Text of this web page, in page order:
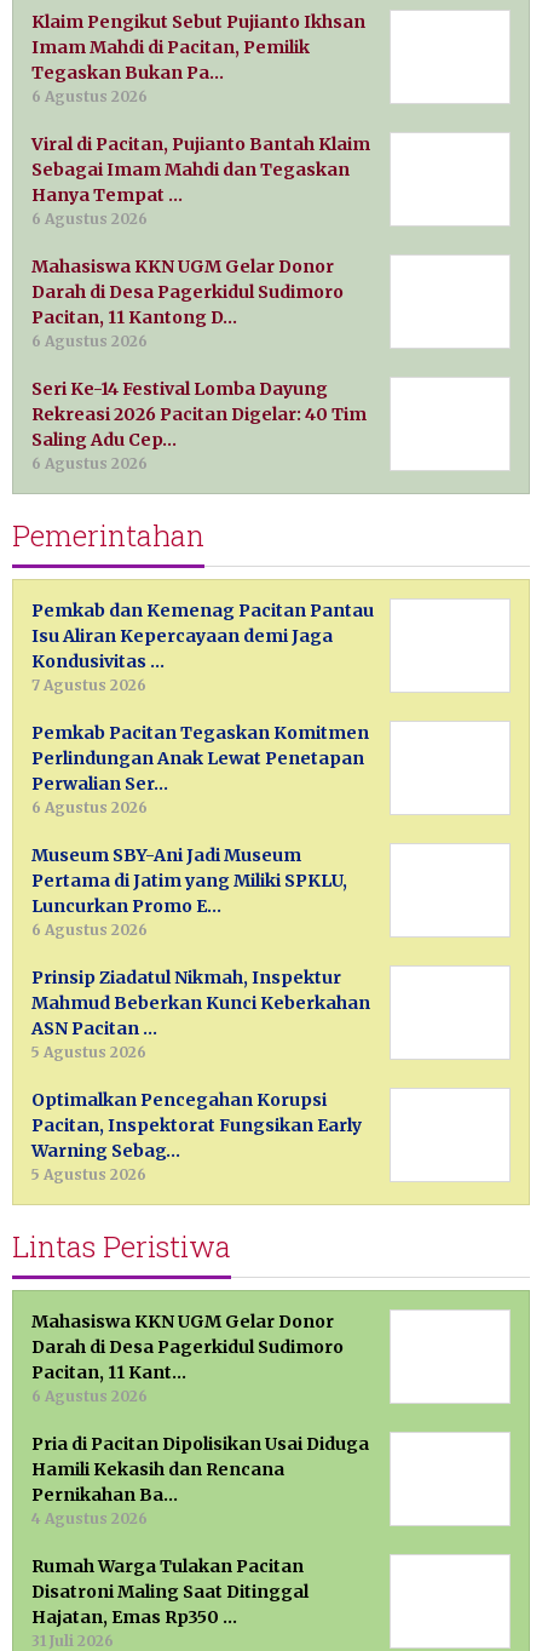
Klaim Pengikut Sebut Pujianto Ikhsan
Imam Mahdi di Pacitan, Pemilik
Tegaskan Bukan Pa…
6 Agustus 2026
Viral di Pacitan, Pujianto Bantah Klaim
Sebagai Imam Mahdi dan Tegaskan
Hanya Tempat …
6 Agustus 2026
Mahasiswa KKN UGM Gelar Donor
Darah di Desa Pagerkidul Sudimoro
Pacitan, 11 Kantong D…
6 Agustus 2026
Seri Ke-14 Festival Lomba Dayung
Rekreasi 2026 Pacitan Digelar: 40 Tim
Saling Adu Cep…
6 Agustus 2026
Pemerintahan
Pemkab dan Kemenag Pacitan Pantau
Isu Aliran Kepercayaan demi Jaga
Kondusivitas …
7 Agustus 2026
Pemkab Pacitan Tegaskan Komitmen
Perlindungan Anak Lewat Penetapan
Perwalian Ser…
6 Agustus 2026
Museum SBY-Ani Jadi Museum
Pertama di Jatim yang Miliki SPKLU,
Luncurkan Promo E…
6 Agustus 2026
Prinsip Ziadatul Nikmah, Inspektur
Mahmud Beberkan Kunci Keberkahan
ASN Pacitan …
5 Agustus 2026
Optimalkan Pencegahan Korupsi
Pacitan, Inspektorat Fungsikan Early
Warning Sebag…
5 Agustus 2026
Lintas Peristiwa
Mahasiswa KKN UGM Gelar Donor
Darah di Desa Pagerkidul Sudimoro
Pacitan, 11 Kant…
6 Agustus 2026
Pria di Pacitan Dipolisikan Usai Diduga
Hamili Kekasih dan Rencana
Pernikahan Ba…
4 Agustus 2026
Rumah Warga Tulakan Pacitan
Disatroni Maling Saat Ditinggal
Hajatan, Emas Rp350 …
31 Juli 2026